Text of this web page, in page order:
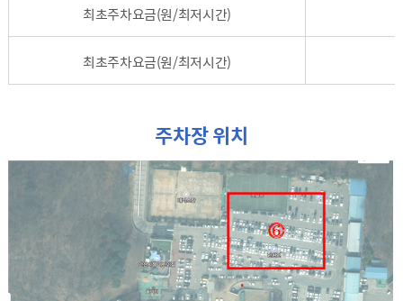
최초주차요금(원/최저시간)
최초주차요금(원/최저시간)
주차장 위치